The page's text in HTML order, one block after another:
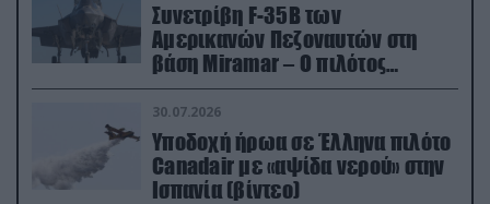
Συνετρίβη F-35B των
Αμερικανών Πεζοναυτών στη
βάση Miramar – Ο πιλότος
εκτινάχθηκε εγκαίρως
30.07.2026
Υποδοχή ήρωα σε Έλληνα πιλότο
Canadair με «αψίδα νερού» στην
Ισπανία (βίντεο)